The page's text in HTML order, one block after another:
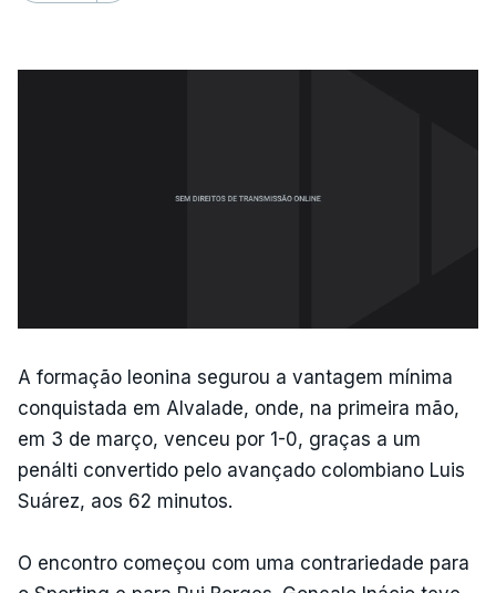
A formação leonina segurou a vantagem mínima
conquistada em Alvalade, onde, na primeira mão,
em 3 de março, venceu por 1-0, graças a um
penálti convertido pelo avançado colombiano Luis
Suárez, aos 62 minutos.
O encontro começou com uma contrariedade para